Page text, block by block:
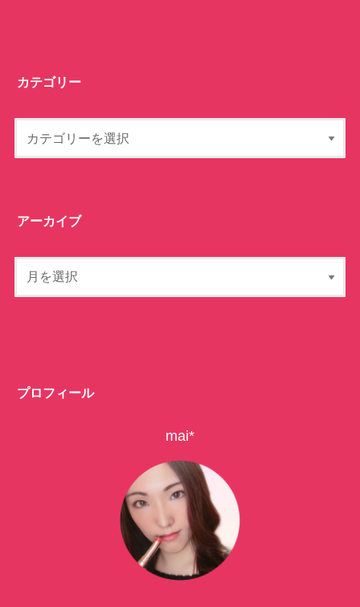
カテゴリー
アーカイブ
プロフィール
mai*